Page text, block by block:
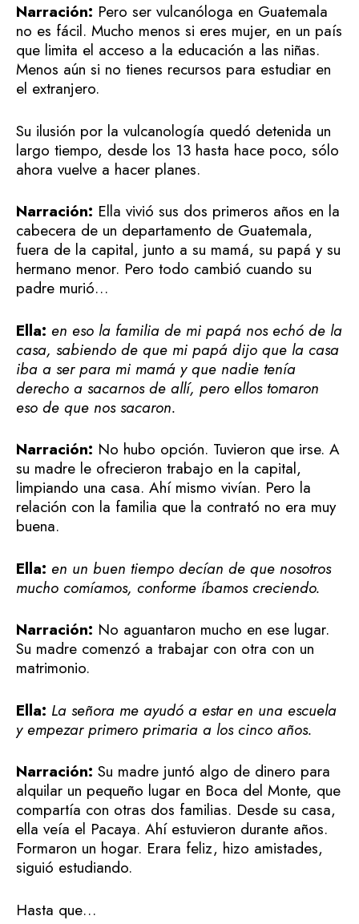
Narración: Pero ser vulcanóloga en Guatemala
no es fácil. Mucho menos si eres mujer, en un país
que limita el acceso a la educación a las niñas.
Menos aún si no tienes recursos para estudiar en
el extranjero.
Su ilusión por la vulcanología quedó detenida un
largo tiempo, desde los 13 hasta hace poco, sólo
ahora vuelve a hacer planes.
Narración: Ella vivió sus dos primeros años en la
cabecera de un departamento de Guatemala,
fuera de la capital, junto a su mamá, su papá y su
hermano menor. Pero todo cambió cuando su
padre murió…
Ella: en eso la familia de mi papá nos echó de la
casa, sabiendo de que mi papá dijo que la casa
iba a ser para mi mamá y que nadie tenía
derecho a sacarnos de allí, pero ellos tomaron
eso de que nos sacaron.
Narración: No hubo opción. Tuvieron que irse. A
su madre le ofrecieron trabajo en la capital,
limpiando una casa. Ahí mismo vivían. Pero la
relación con la familia que la contrató no era muy
buena.
Ella: en un buen tiempo decían de que nosotros
mucho comíamos, conforme íbamos creciendo.
Narración: No aguantaron mucho en ese lugar.
Su madre comenzó a trabajar con otra con un
matrimonio.
Ella: La señora me ayudó a estar en una escuela
y empezar primero primaria a los cinco años.
Narración: Su madre juntó algo de dinero para
alquilar un pequeño lugar en Boca del Monte, que
compartía con otras dos familias. Desde su casa,
ella veía el Pacaya. Ahí estuvieron durante años.
Formaron un hogar. Erara feliz, hizo amistades,
siguió estudiando.
Hasta que…